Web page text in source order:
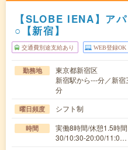
【SLOBE IENA】ア
○【新宿】
交通費別途支給あり WEB登録OK
勤務地
東京都新宿区
新宿駅から---分／新
分
曜日頻度 シフト制
時間
実働8時間/休憩1.5時
30/10:30-20:00/11:0…